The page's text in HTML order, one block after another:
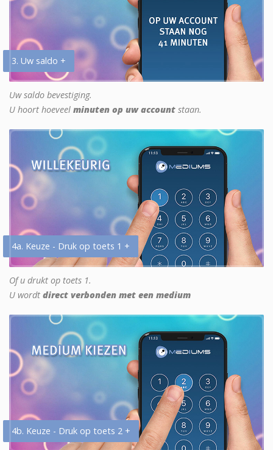
3. Uw saldo +
Uw saldo bevestiging.
U hoort hoeveel minuten op uw account staan.
4a. Keuze - Druk op toets 1 +
Of u drukt op toets 1.
U wordt direct verbonden met een medium
4b. Keuze - Druk op toets 2 +